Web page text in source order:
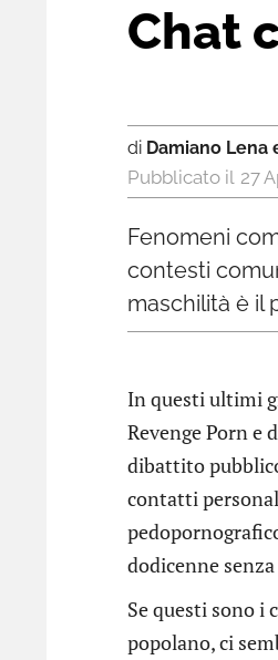
Chat
di Damiano Lena
27
Fenomeni
contesti
maschilità è il
In questi ultimi
Revenge Porn e
dibattito
contatti
dodicenne
Se questi sono i
popolano, ci